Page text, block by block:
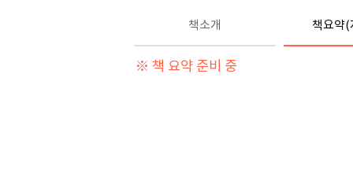
책소개 책요약(
※ 책 요약 준비 중